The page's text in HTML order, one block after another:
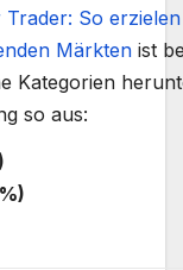
Trader: So
Märkten ist
Kategorien
so aus: